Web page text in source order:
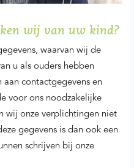
wij van uw kind?
waarvan wij de
u als ouders hebben
contactgegevens en
voor ons noodzakelijke
wij onze verplichtingen niet
gegevens is dan ook een
schrijven bij onze